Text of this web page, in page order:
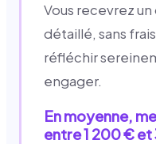
Vous recevrez
détaillé, sans
réfléchir
engager.
En moyenne,
entre 1 200 €